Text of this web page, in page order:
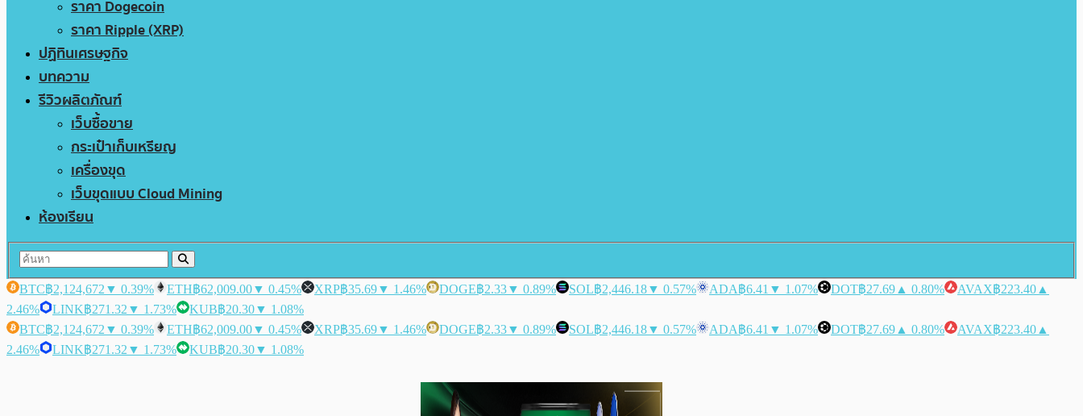
ราคา Dogecoin
ราคา Ripple (XRP)
ปฏิทินเศรษฐกิจ
บทความ
รีวิวผลิตภัณฑ์
เว็บซื้อขาย
กระเป๋าเก็บเหรียญ
เครื่องขุด
เว็บขุดแบบ Cloud Mining
ห้องเรียน
BTC฿2,124,672 ▼ 0.39% ETH฿62,009.00▼ 0.45% XRP฿35.69▼ 1.46% DOGE฿2.33▼ 0.89% SOL฿2,446.18▼ 0.57% ADA฿6.41 ▼ 1.07% DOT฿27.69 ▲ 0.80% AVAX฿223.40 ▲
2.46%
LINK฿271.32 ▼ 1.73% KUB฿20.30▼ 1.08%
BTC฿2,124,672 ▼ 0.39% ETH฿62,009.00▼ 0.45% XRP฿35.69▼ 1.46% DOGE฿2.33▼ 0.89% SOL฿2,446.18▼ 0.57% ADA฿6.41 ▼ 1.07% DOT฿27.69 ▲ 0.80% AVAX฿223.40 ▲
2.46%
LINK฿271.32 ▼ 1.73% KUB฿20.30▼ 1.08%